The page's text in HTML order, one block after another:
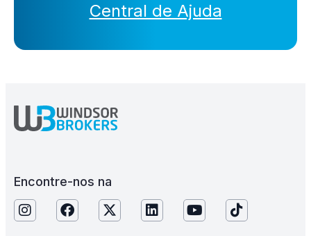
Central de Ajuda
Encontre-nos na